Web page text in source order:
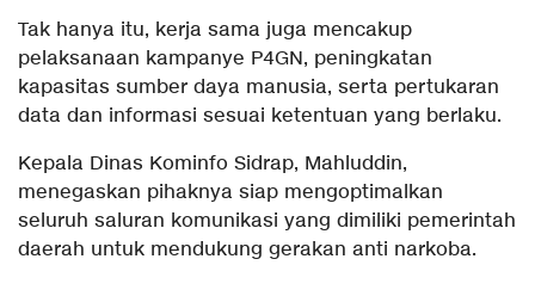
Tak hanya itu, kerja sama juga mencakup
pelaksanaan kampanye P4GN, peningkatan
kapasitas sumber daya manusia, serta pertukaran
data dan informasi sesuai ketentuan yang berlaku.
Kepala Dinas Kominfo Sidrap, Mahluddin,
menegaskan pihaknya siap mengoptimalkan
seluruh saluran komunikasi yang dimiliki pemerintah
daerah untuk mendukung gerakan anti narkoba.